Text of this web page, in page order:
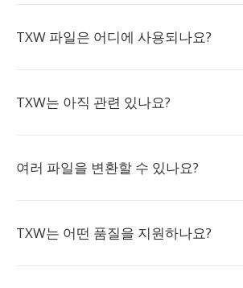
TXW 파일은 어디에 사용되나요?
TXW는 아직 관련 있나요?
여러 파일을 변환할 수 있나요?
TXW는 어떤 품질을 지원하나요?